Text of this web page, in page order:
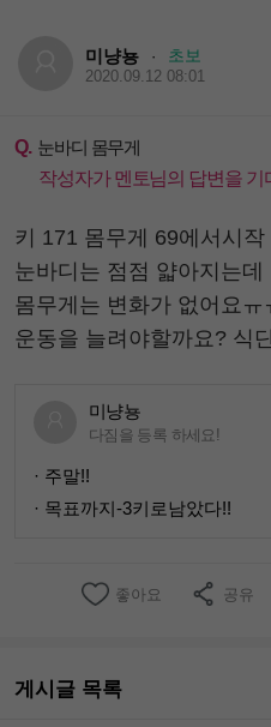
미냥뇽 · 초보
2020.09.12 08:01
Q. 눈바디 몸무게
작성자가 멘토님의 답변을 기
키 171 몸무게 69에서시작
눈바디는 점점 얇아지는데
몸무게는 변화가 없어요ㅠ
운동을 늘려야할까요? 식
미냥뇽
다짐을 등록 하세요!
· 주말!!
· 목표까지-3키로남았다!!
좋아요 공유
게시글 목록